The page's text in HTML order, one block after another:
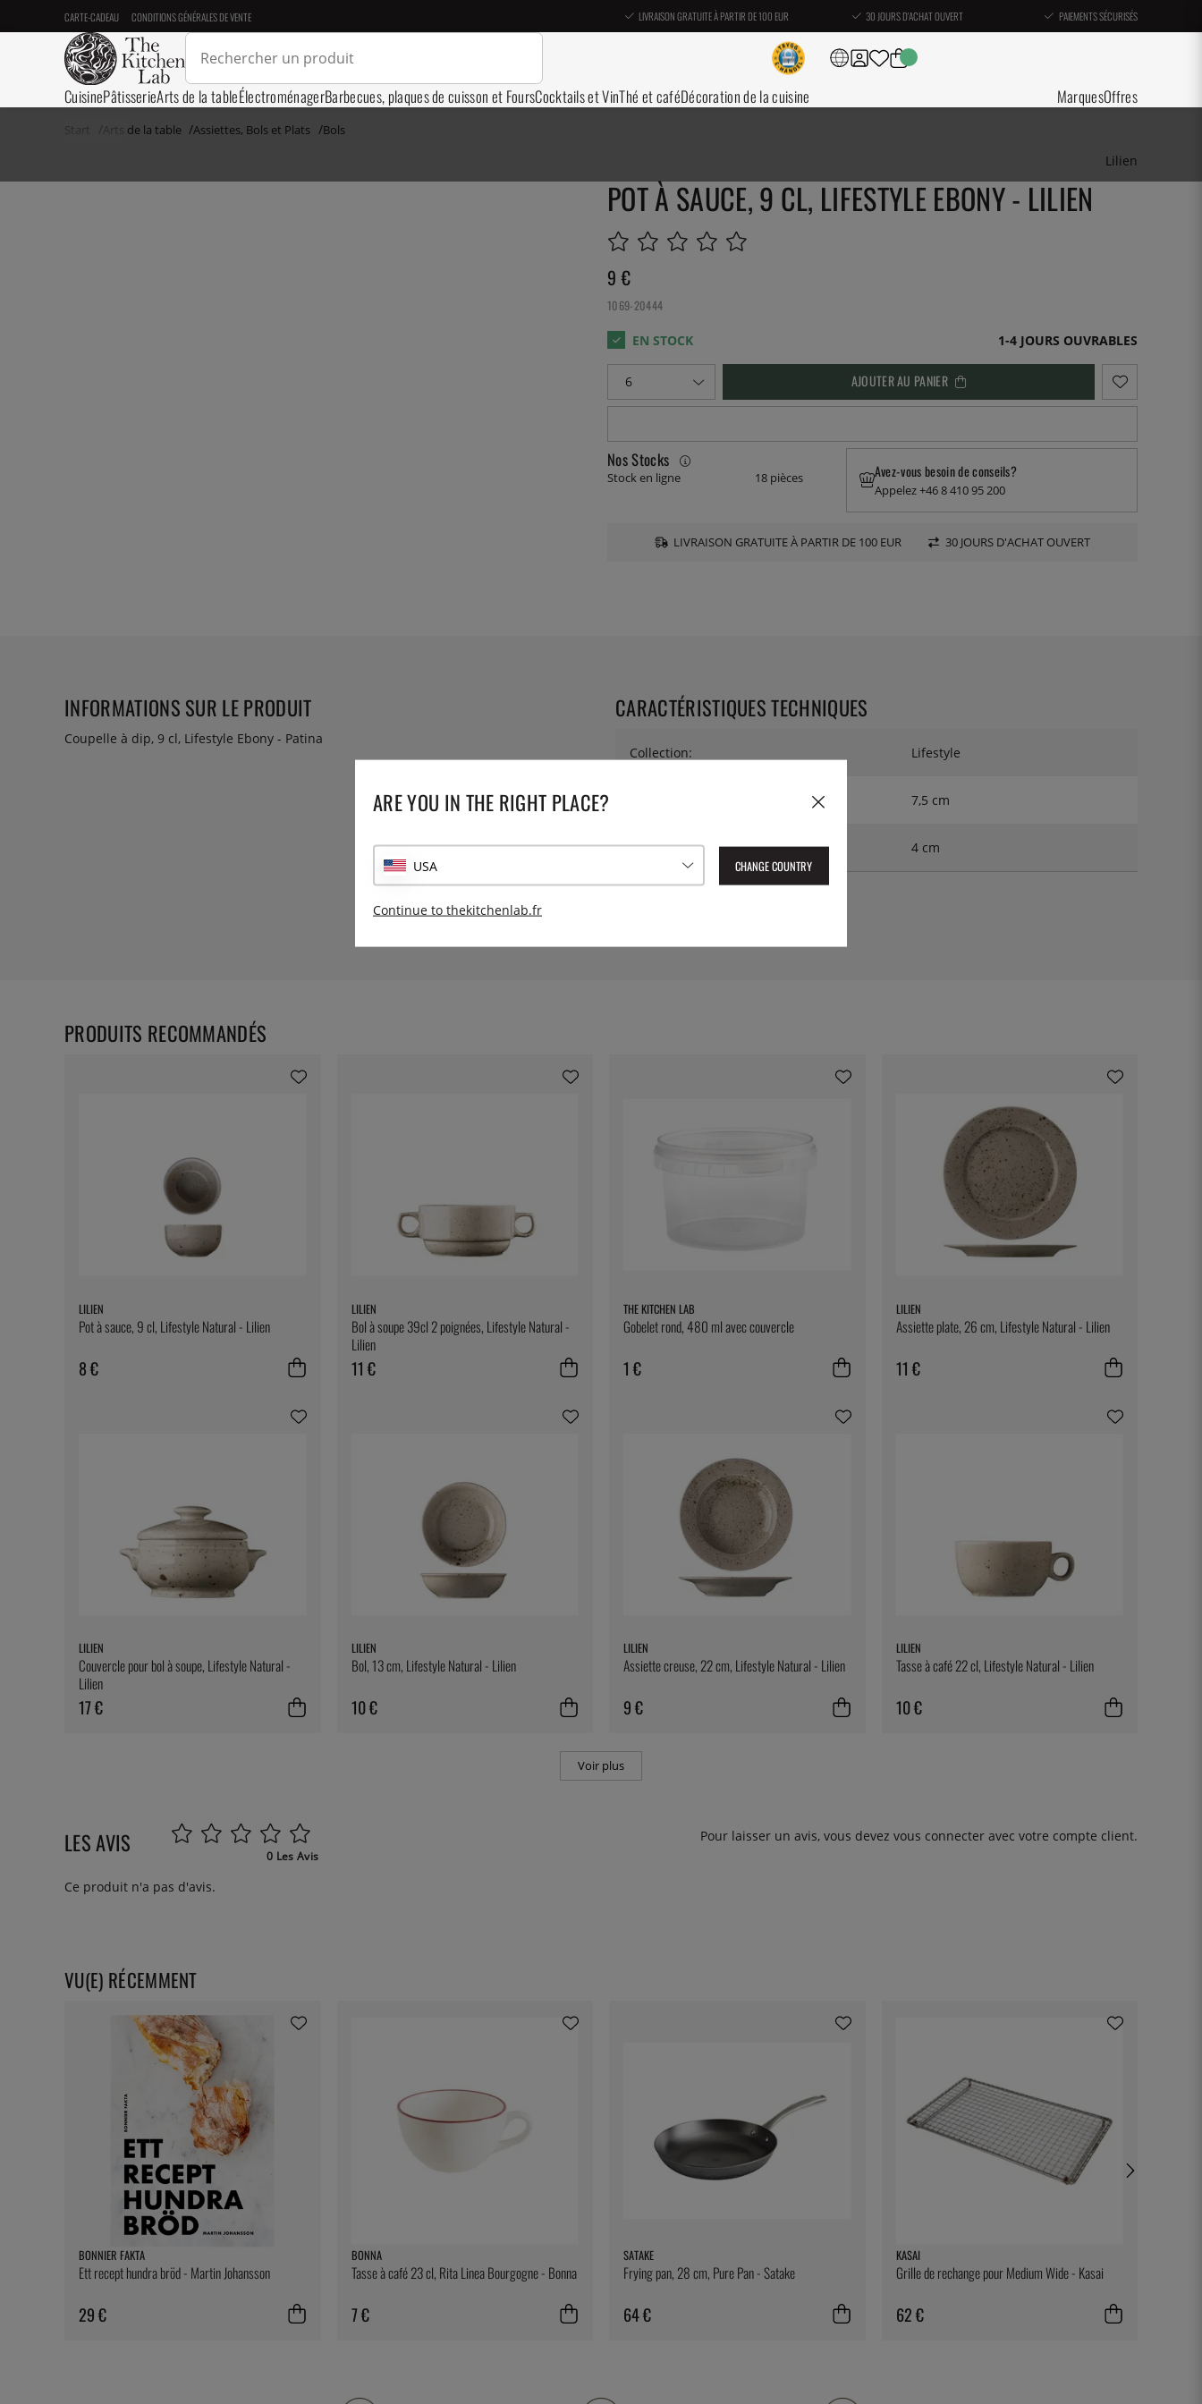
CARTE-CADEAU CONDITIONS GÉNÉRALES DE VENTE LIVRAISON GRATUITE À PARTIR DE 100 EUR 30 JOURS D'ACHAT OUVERT PAIEMENTS SÉCURISÉS
CuisinePâtisserieArts de la tableÉlectroménagerBarbecues, plaques de cuisson et FoursCocktails et VinThé et caféDécoration de la cuisine MarquesOffres
Start Arts de la table Assiettes, Bols et Plats Bols
Lilien
POT À SAUCE, 9 CL, LIFESTYLE EBONY - LILIEN
9 €
1069-20444
1-4 JOURS OUVRABLES
AJOUTER AU PANIER
Nos Stocks
Stock en ligne 18 pièces Avez-vous besoin de conseils?
Appelez +46 8 410 95 200
LIVRAISON GRATUITE À PARTIR DE 100 EUR 30 JOURS D'ACHAT OUVERT
INFORMATIONS SUR LE PRODUIT
Coupelle à dip, 9 cl, Lifestyle Ebony - Patina
CARACTÉRISTIQUES TECHNIQUES
Collection: Lifestyle
7,5 cm
Hauteur: 4 cm
LILIEN
Pot à sauce, 9 cl, Lifestyle Natural - Lilien
8 €
LILIEN
Bol à soupe 39cl 2 poignées, Lifestyle Natural -
Lilien
11 €
THE KITCHEN LAB
Gobelet rond, 480 ml avec couvercle
1 €
LILIEN
Assiette plate, 26 cm, Lifestyle Natural - Lilien
11 €
LILIEN
Couvercle pour bol à soupe, Lifestyle Natural -
Lilien
17 €
LILIEN
Bol, 13 cm, Lifestyle Natural - Lilien
10 €
LILIEN
Assiette creuse, 22 cm, Lifestyle Natural - Lilien
9 €
LILIEN
Tasse à café 22 cl, Lifestyle Natural - Lilien
10 €
Voir plus
PRODUITS RECOMMANDÉS
LES AVIS 0 Les Avis
Pour laisser un avis, vous devez vous connecter avec votre compte client.
Ce produit n'a pas d'avis.
VU(E) RÉCEMMENT
BONNIER FAKTA
Ett recept hundra bröd - Martin Johansson
29 €
BONNA
Tasse à café 23 cl, Rita Linea Bourgogne - Bonna
7 €
SATAKE
Frying pan, 28 cm, Pure Pan - Satake
64 €
KASAI
Grille de rechange pour Medium Wide - Kasai
62 €
ARE YOU IN THE RIGHT PLACE?
USA CHANGE COUNTRY
Continue to thekitchenlab.fr